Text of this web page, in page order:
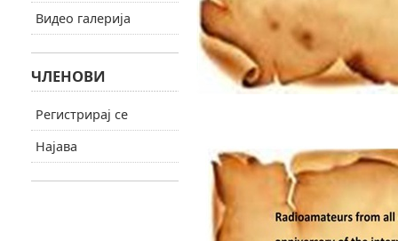
Видео галерија
ЧЛЕНОВИ
Регистрирај се
Најава